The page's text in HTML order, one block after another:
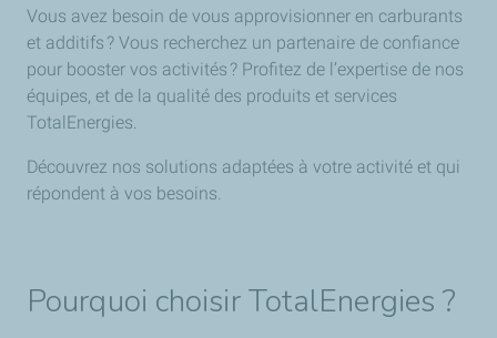
Vous avez besoin de vous approvisionner en carburants
et additifs ? Vous recherchez un partenaire de confiance
pour booster vos activités ? Profitez de l’expertise de nos
équipes, et de la qualité des produits et services
TotalEnergies.
Découvrez nos solutions adaptées à votre activité et qui
répondent à vos besoins.
Pourquoi choisir TotalEnergies ?